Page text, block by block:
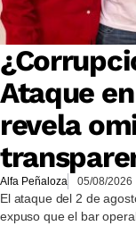
Ataque
revela
Alfa Peñaloza 05/08/2026
El ataque del 2 de
expuso que el bar